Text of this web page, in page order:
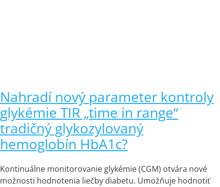
Nahradí nový parameter kontroly
glykémie TIR „time in range“
tradičný glykozylovaný
hemoglobín HbA1c?
Kontinuálne monitorovanie glykémie (CGM) otvára nové
možnosti hodnotenia liečby diabetu. Umožňuje hodnotiť